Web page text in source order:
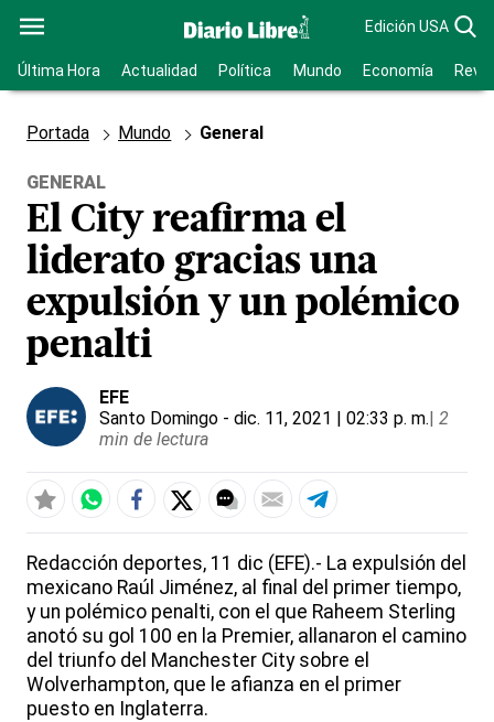
Edición USA
Última Hora Actualidad Política Mundo Economía
Portada Mundo General
GENERAL
El City reafirma el
liderato gracias una
expulsión y un polémico
penalti
EFE
Santo Domingo - dic. 11, 2021 | 02:33 p. m.| 2
min de lectura
Redacción deportes, 11 dic (EFE).- La expulsión del
mexicano Raúl Jiménez, al final del primer tiempo,
y un polémico penalti, con el que Raheem Sterling
anotó su gol 100 en la Premier, allanaron el camino
del triunfo del Manchester City sobre el
Wolverhampton, que le afianza en el primer
puesto en Inglaterra.